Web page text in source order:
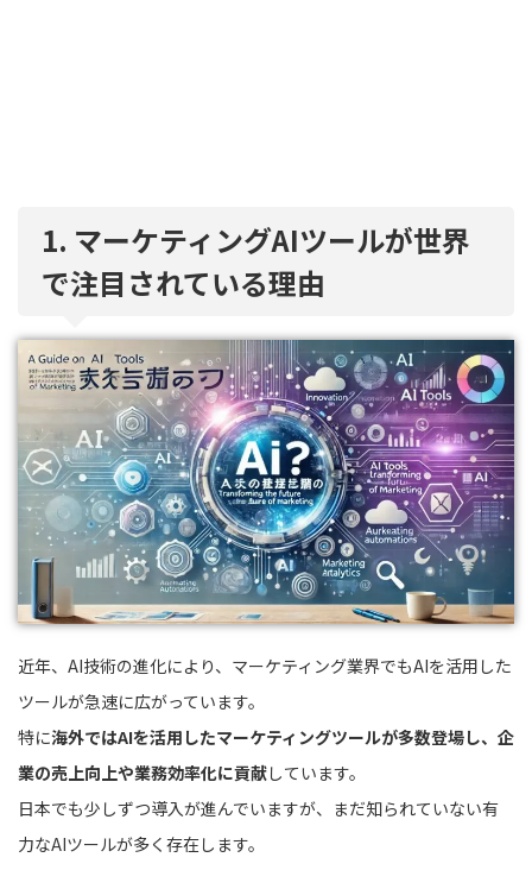
1. マーケティングAIツールが世界
で注目されている理由
近年、AI技術の進化により、マーケティング業界でもAIを活用した
ツールが急速に広がっています。
特に海外ではAIを活用したマーケティングツールが多数登場し、企
業の売上向上や業務効率化に貢献しています。
日本でも少しずつ導入が進んでいますが、まだ知られていない有
力なAIツールが多く存在します。